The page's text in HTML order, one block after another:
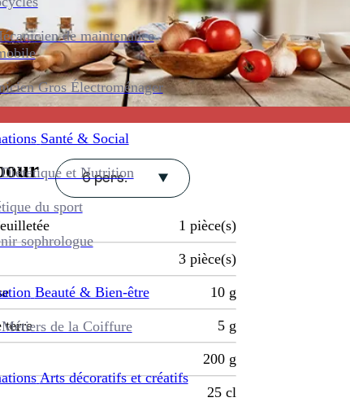
de maintenance
Gros Électroménager
Santé & Social
et Nutrition
du sport
sophrologue
Beauté & Bien-être
de la Coiffure
Arts décoratifs et créatifs
6 pers.
1 pièce(s)
3 pièce(s)
10 g
terre 5 g
200 g
25 cl